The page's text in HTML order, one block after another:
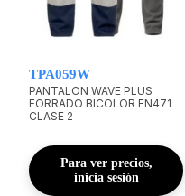
TPA059W
PANTALON WAVE PLUS
FORRADO BICOLOR EN471
CLASE 2
Para ver precios,
inicia sesión